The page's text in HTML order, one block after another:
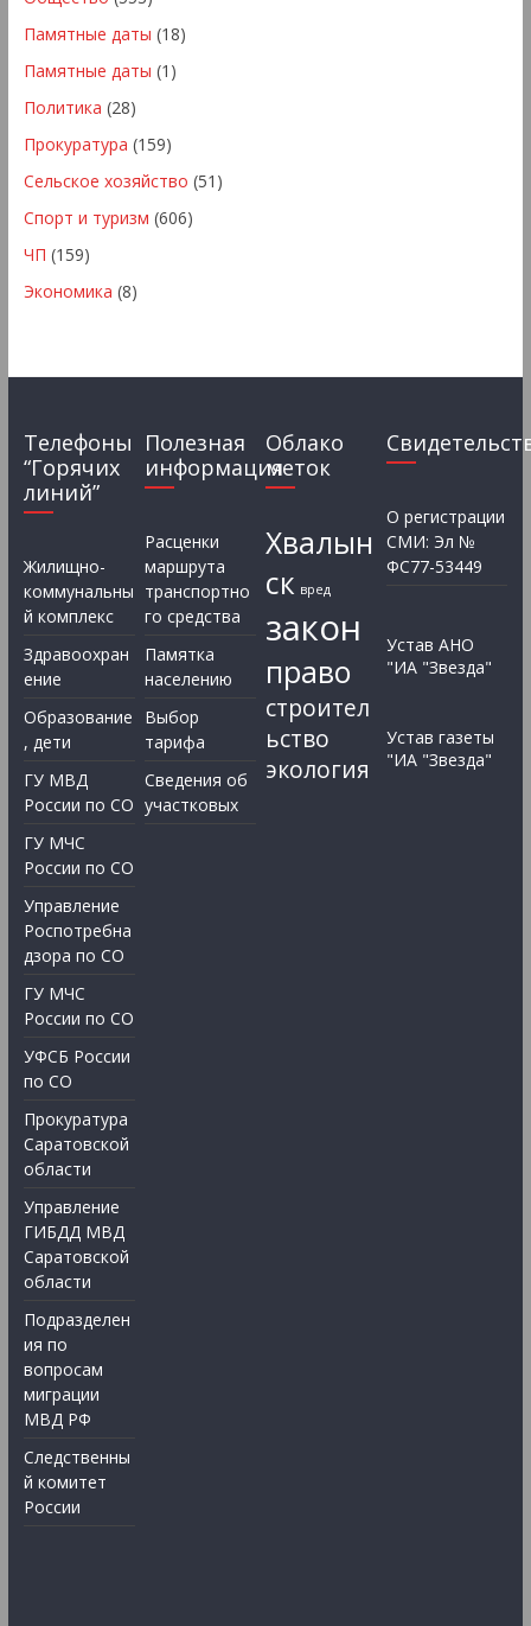
Памятные даты (18)
Памятные даты (1)
Политика (28)
Прокуратура (159)
Сельское хозяйство (51)
Спорт и туризм (606)
ЧП (159)
Экономика (8)
Телефоны
“Горячих
линий”
Жилищно-
коммунальны
й комплекс
Здравоохран
ение
Образование
, дети
ГУ МВД
России по СО
ГУ МЧС
России по СО
Управление
Роспотребна
дзора по СО
ГУ МЧС
России по СО
УФСБ России
по СО
Прокуратура
Саратовской
области
Управление
ГИБДД МВД
Саратовской
области
Подразделен
ия по
вопросам
миграции
МВД РФ
Следственны
й комитет
России
Полезная
информация
Расценки
маршрута
транспортно
го средства
Памятка
населению
Выбор
тарифа
Сведения об
участковых
Облако
меток
Хвалын
ск вред
закон
право
строител
ьство
экология
О регистрации
СМИ: Эл №
ФС77-53449
Устав АНО
"ИА "Звезда"
Устав газеты
"ИА "Звезда"